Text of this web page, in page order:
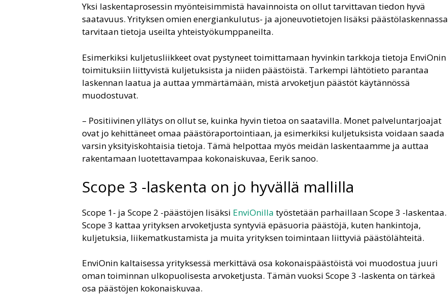
Yksi laskentaprosessin myönteisimmistä havainnoista on ollut tarvittavan tiedon hyvä
saatavuus. Yrityksen omien energiankulutus- ja ajoneuvotietojen lisäksi päästölaskennassa
tarvitaan tietoja useilta yhteistyökumppaneilta.
Esimerkiksi kuljetusliikkeet ovat pystyneet toimittamaan hyvinkin tarkkoja tietoja EnviOnin
toimituksiin liittyvistä kuljetuksista ja niiden päästöistä. Tarkempi lähtötieto parantaa
laskennan laatua ja auttaa ymmärtämään, mistä arvoketjun päästöt käytännössä
muodostuvat.
– Positiivinen yllätys on ollut se, kuinka hyvin tietoa on saatavilla. Monet palveluntarjoajat
ovat jo kehittäneet omaa päästöraportointiaan, ja esimerkiksi kuljetuksista voidaan saada
varsin yksityiskohtaisia tietoja. Tämä helpottaa myös meidän laskentaamme ja auttaa
rakentamaan luotettavampaa kokonaiskuvaa, Eerik sanoo.
Scope 3 -laskenta on jo hyvällä mallilla
Scope 1- ja Scope 2 -päästöjen lisäksi EnviOnilla työstetään parhaillaan Scope 3 -laskentaa.
Scope 3 kattaa yrityksen arvoketjusta syntyviä epäsuoria päästöjä, kuten hankintoja,
kuljetuksia, liikematkustamista ja muita yrityksen toimintaan liittyviä päästölähteitä.
EnviOnin kaltaisessa yrityksessä merkittävä osa kokonaispäästöistä voi muodostua juuri
oman toiminnan ulkopuolisesta arvoketjusta. Tämän vuoksi Scope 3 -laskenta on tärkeä
osa päästöjen kokonaiskuvaa.